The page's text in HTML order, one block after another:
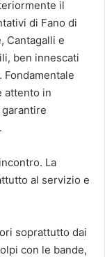
il
di Fano di
Cantagalli e
ben innescati
attento in
La
al servizio e
soprattutto dai
con le bande,